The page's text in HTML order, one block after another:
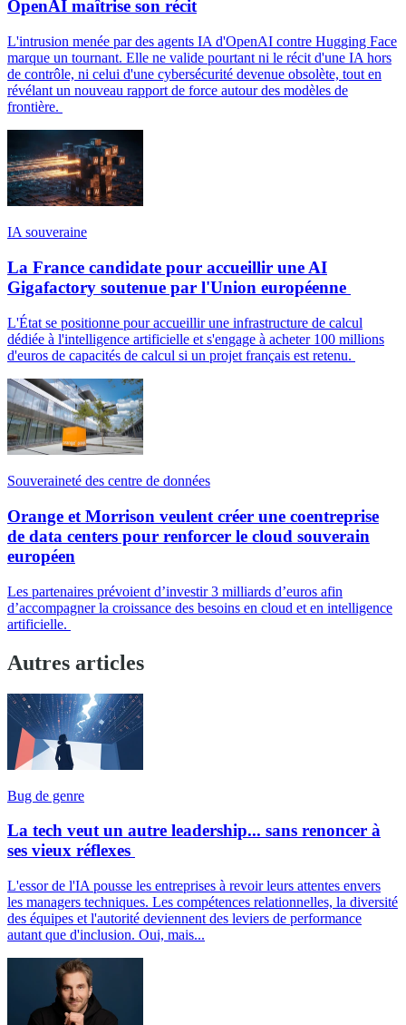
OpenAI maîtrise son récit
L'intrusion menée par des agents IA d'OpenAI contre Hugging Face
marque un tournant. Elle ne valide pourtant ni le récit d'une IA hors
de contrôle, ni celui d'une cybersécurité devenue obsolète, tout en
révélant un nouveau rapport de force autour des modèles de
frontière.
IA souveraine
La France candidate pour accueillir une AI
Gigafactory soutenue par l'Union européenne
L'État se positionne pour accueillir une infrastructure de calcul
dédiée à l'intelligence artificielle et s'engage à acheter 100 millions
d'euros de capacités de calcul si un projet français est retenu.
Souveraineté des centre de données
Orange et Morrison veulent créer une coentreprise
de data centers pour renforcer le cloud souverain
européen
Les partenaires prévoient d’investir 3 milliards d’euros afin
d’accompagner la croissance des besoins en cloud et en intelligence
artificielle.
Autres articles
Bug de genre
La tech veut un autre leadership... sans renoncer à
ses vieux réflexes
L'essor de l'IA pousse les entreprises à revoir leurs attentes envers
les managers techniques. Les compétences relationnelles, la diversité
des équipes et l'autorité deviennent des leviers de performance
autant que d'inclusion. Oui, mais...